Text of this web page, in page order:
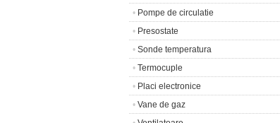
• Pompe de circulatie
• Presostate
• Sonde temperatura
• Termocuple
• Placi electronice
• Vane de gaz